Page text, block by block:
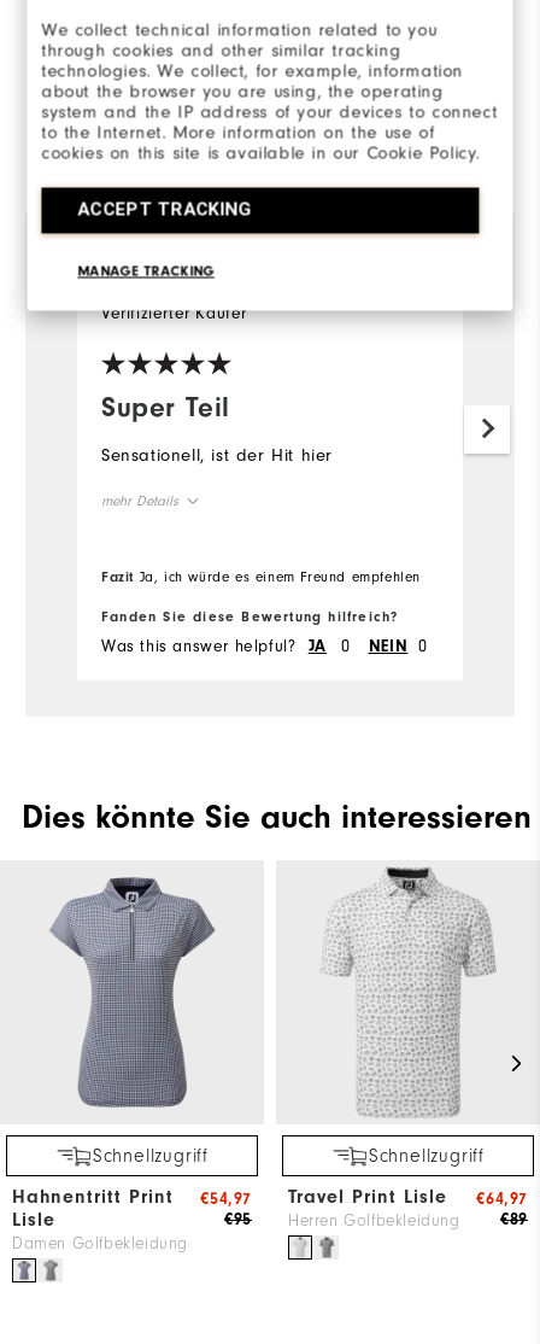
We collect technical information related to you
through cookies and other similar tracking
technologies. We collect, for example, information
about the browser you are using, the operating
system and the IP address of your devices to connect
to the Internet. More information on the use of
cookies on this site is available in our Cookie Policy.
ACCEPT TRACKING
MANAGE TRACKING
100%
der Anwortgeber würden es
einem Freund
weiterempfehlen.
Von 1 Kunden bewertet
Super Teil
Verifizierter Käufer
Sensationell, ist der Hit hier
mehr Details
komfortabel langlebig leicht
Fazit Ja, ich würde es einem Freund empfehlen
Fanden Sie diese Bewertung hilfreich?
Was this answer helpful? JA 0 NEIN 0
Dies könnte Sie auch interessieren
Schnellzugriff
Hahnentritt Print
Lisle
Damen Golfbekleidung
€95
€54,97
Schnellzugriff
Travel Print Lisle
Herren Golfbekleidung €89
€64,97